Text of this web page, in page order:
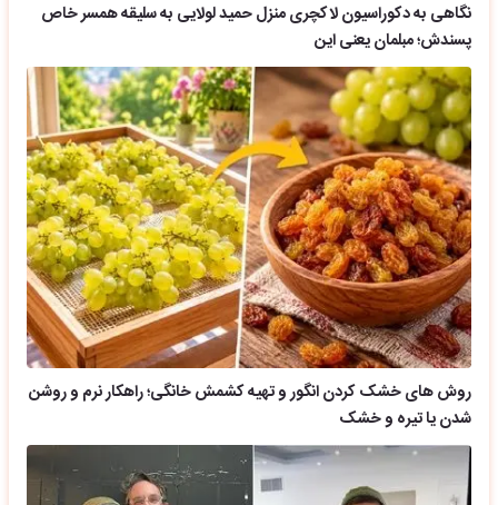
نگاهی به دکوراسیون لاکچری منزل حمید لولایی به سلیقه همسر خاص
پسندش؛ مبلمان یعنی این
روش های خشک کردن انگور و تهیه کشمش خانگی؛ راهکار نرم و روشن
شدن یا تیره و خشک